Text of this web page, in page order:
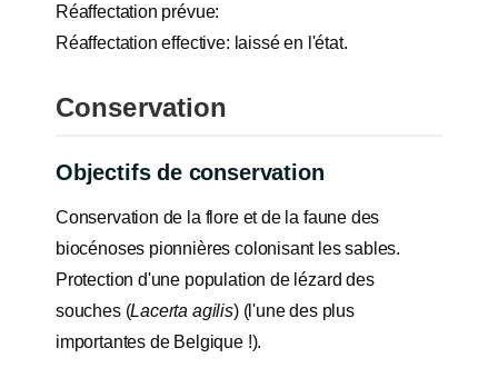
Réaffectation prévue:
Réaffectation effective: laissé en l'état.
Conservation
Objectifs de conservation
Conservation de la flore et de la faune des
biocénoses pionnières colonisant les sables.
Protection d'une population de lézard des
souches (Lacerta agilis) (l'une des plus
importantes de Belgique !).